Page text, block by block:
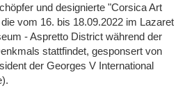
und designierte "Corsica Art
vom 16. bis 18.09.2022 im Lazaret
- Aspretto District während der
stattfindet, gesponsert von
der Georges V International